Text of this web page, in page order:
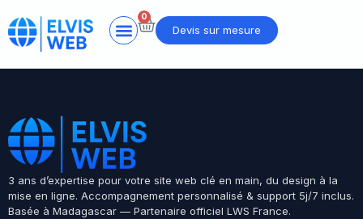
0
Devis sur mesure
3 ans d’expertise pour votre site web clé en main, du design à la
mise en ligne. Accompagnement personnalisé & support 5j/7 inclus.
Basée à Madagascar — Partenaire officiel LWS France.